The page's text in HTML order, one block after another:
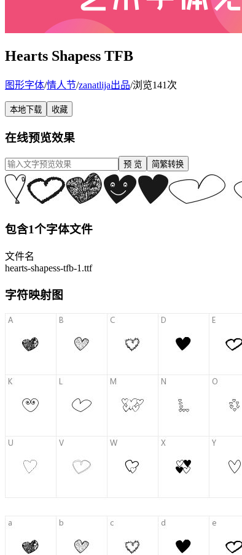
Hearts Shapess TFB
图形字体/情人节/zanatlija出品/浏览141次
本地下载 收藏
在线预览效果
预 览 简繁转换
包含1个字体文件
文件名
hearts-shapess-tfb-1.ttf
字符映射图